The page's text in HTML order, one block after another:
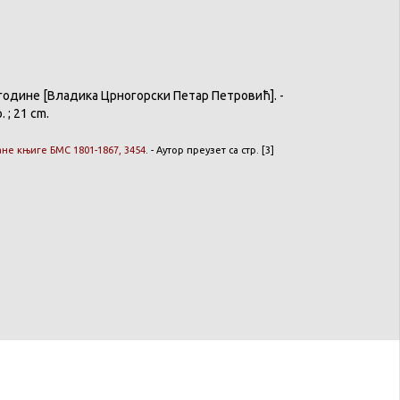
[Владика Црногорски Петар Петровић]. -
; 21 cm.
књиге БМС 1801-1867, 3454 . - Аутор преузет са стр. [3]